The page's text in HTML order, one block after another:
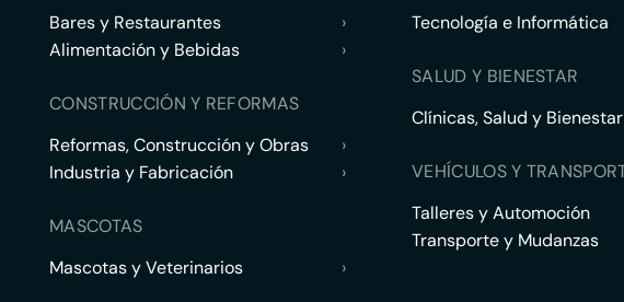
Bares y Restaurantes
›
Alimentación y Bebidas
›
CONSTRUCCIÓN Y REFORMAS
Reformas, Construcción y Obras
›
Industria y Fabricación
›
MASCOTAS
Mascotas y Veterinarios
›
Tecnología e Informática
SALUD Y BIENESTAR
Clínicas, Salud y Bienestar
VEHÍCULOS Y
Talleres y Automoción
Transporte y Mudanzas